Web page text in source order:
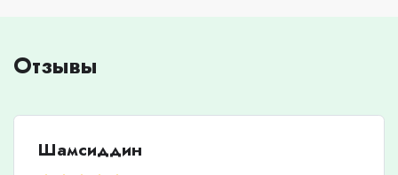
Отзывы
Шамсиддин